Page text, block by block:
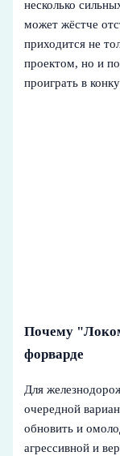
несколько
может жёстче
приходится не
проектом, но и
проиграть в
Почему
форварде
Для
очередной
обновить и
агрессивной и